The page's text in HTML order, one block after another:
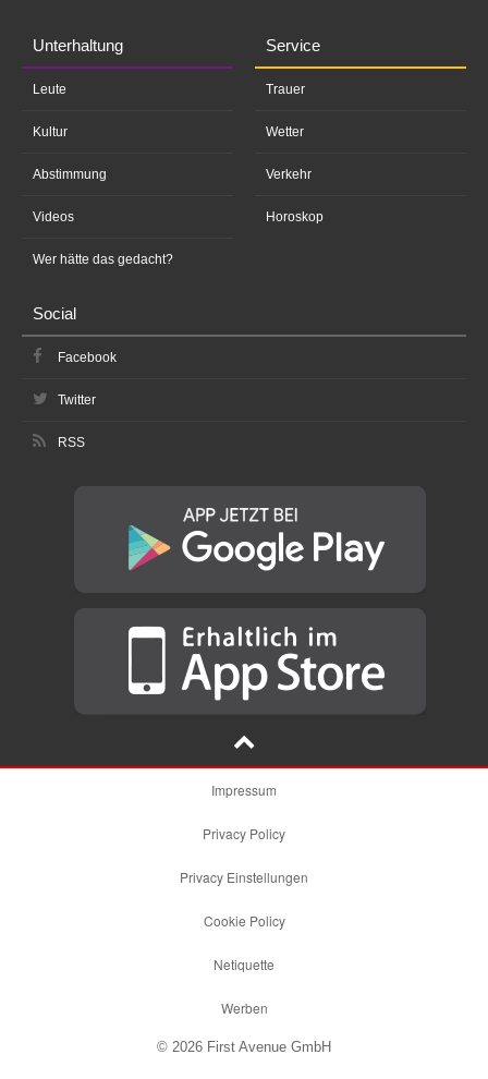
Unterhaltung
Leute
Kultur
Abstimmung
Videos
Wer hätte das gedacht?
Service
Trauer
Wetter
Verkehr
Horoskop
Social
Facebook
Twitter
RSS
Impressum
Privacy Policy
Privacy Einstellungen
Cookie Policy
Netiquette
Werben
© 2026 First Avenue GmbH